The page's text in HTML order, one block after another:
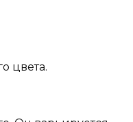
цвета.